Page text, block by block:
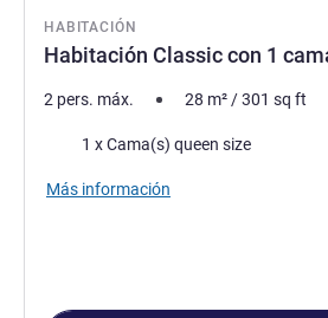
HABITACIÓN
Habitación Classic con 1
2 pers. máx. 28 m²/301 sq ft
Ropa de cama
1 x Cama(s) queen size
Más información